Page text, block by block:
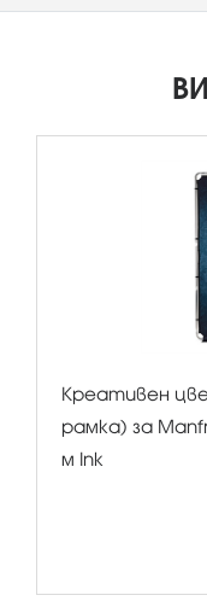
Креативен
рамка) за
м Ink